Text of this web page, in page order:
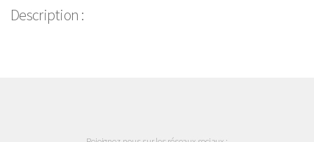
Description :